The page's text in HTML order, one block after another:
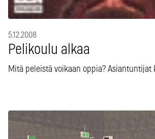
5.12.2008
Pelikoulu alkaa
Mitä peleistä voikaan oppia? Asiantuntijat